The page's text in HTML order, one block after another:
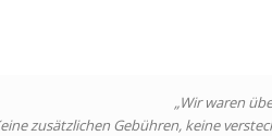
„Wir waren
zusätzlichen Gebühren, keine